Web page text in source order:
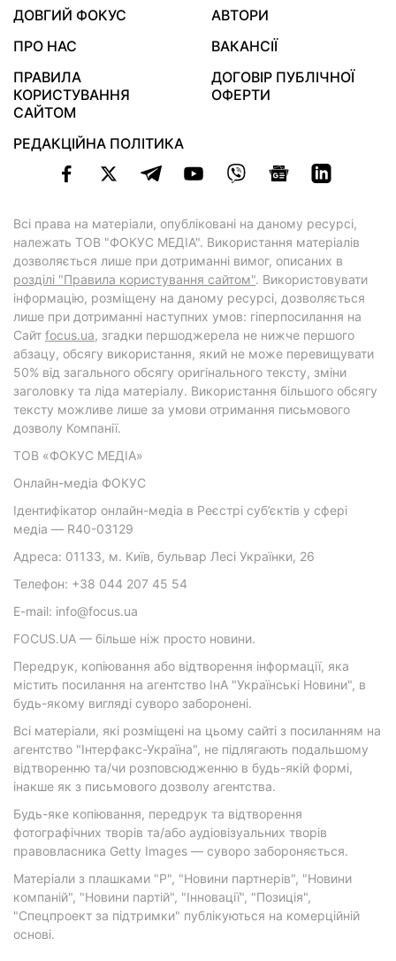
ДОВГИЙ ФОКУС
АВТОРИ
ПРО НАС
ВАКАНСІЇ
ПРАВИЛА
КОРИСТУВАННЯ
САЙТОМ
ДОГОВІР ПУБЛІЧНОЇ
ОФЕРТИ
РЕДАКЦІЙНА ПОЛІТИКА
Всі права на матеріали, опубліковані на даному ресурсі,
належать ТОВ "ФОКУС МЕДІА". Використання матеріалів
дозволяється лише при дотриманні вимог, описаних в
розділі "Правила користування сайтом". Використовувати
інформацію, розміщену на даному ресурсі, дозволяється
лише при дотриманні наступних умов: гіперпосилання на
Cайт focus.ua, згадки першоджерела не нижче першого
абзацу, обсягу використання, який не може перевищувати
50% від загального обсягу оригінального тексту, зміни
заголовку та ліда матеріалу. Використання більшого обсягу
тексту можливе лише за умови отримання письмового
дозволу Компанії.
ТОВ «ФОКУС МЕДІА»
Онлайн-медіа ФОКУС
Ідентифікатор онлайн-медіа в Реєстрі суб’єктів у сфері
медіа — R40-03129
Адреса: 01133, м. Київ, бульвар Лесі Українки, 26
Телефон: +38 044 207 45 54
E-mail: info@focus.ua
FOCUS.UA — більше ніж просто новини.
Передрук, копіювання або відтворення інформації, яка
містить посилання на агентство ІнА "Українські Новини", в
будь-якому вигляді суворо заборонені.
Всі матеріали, які розміщені на цьому сайті з посиланням на
агентство "Інтерфакс-Україна", не підлягають подальшому
відтворенню та/чи розповсюдженню в будь-якій формі,
інакше як з письмового дозволу агентства.
Будь-яке копіювання, передрук та відтворення
фотографічних творів та/або аудіовізуальних творів
правовласника Getty Images — суворо забороняється.
Матеріали з плашками "Р", "Новини партнерів", "Новини
компаній", "Новини партій", "Інновації", "Позиція",
"Спецпроект за підтримки" публікуються на комерційній
основі.